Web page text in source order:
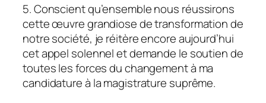
5. Conscient qu’ensemble nous réussirons
cette œuvre grandiose de transformation de
notre société, je réitère encore aujourd’hui
cet appel solennel et demande le soutien de
toutes les forces du changement à ma
candidature à la magistrature suprême.